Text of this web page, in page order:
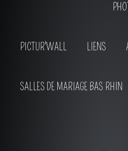
PICTUR'WALL LIENS
SALLES DE MARIAGE BAS RHIN